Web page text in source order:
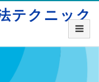
テクニック